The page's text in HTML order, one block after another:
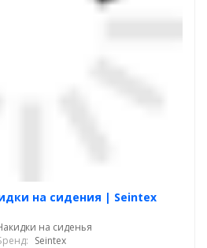
на сидения | Seintex
на сиденья
Seintex